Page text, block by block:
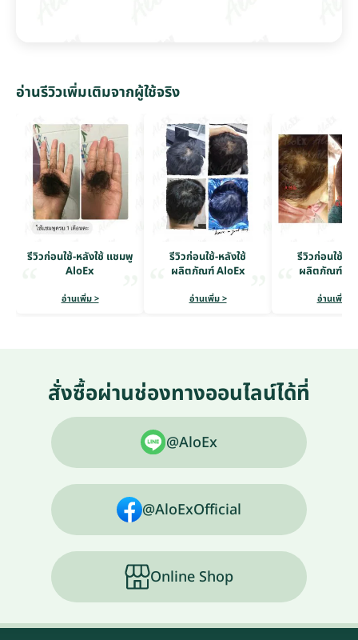
อ่านรีวิวเพิ่มเติมจากผู้ใช้จริง
รีวิวก่อนใช้-หลังใช้ แชมพู
AloEx
อ่านเพิ่ม >
รีวิวก่อนใช้-หลังใช้
ผลิตภัณฑ์ AloEx
อ่านเพิ่ม >
รีวิวก่อนใช้-ห
ผลิตภัณฑ์
อ่านเพิ่ม >
สั่งซื้อผ่านช่องทางออนไลน์ได้ที่
@AloEx
@AloExOfficial
Online Shop